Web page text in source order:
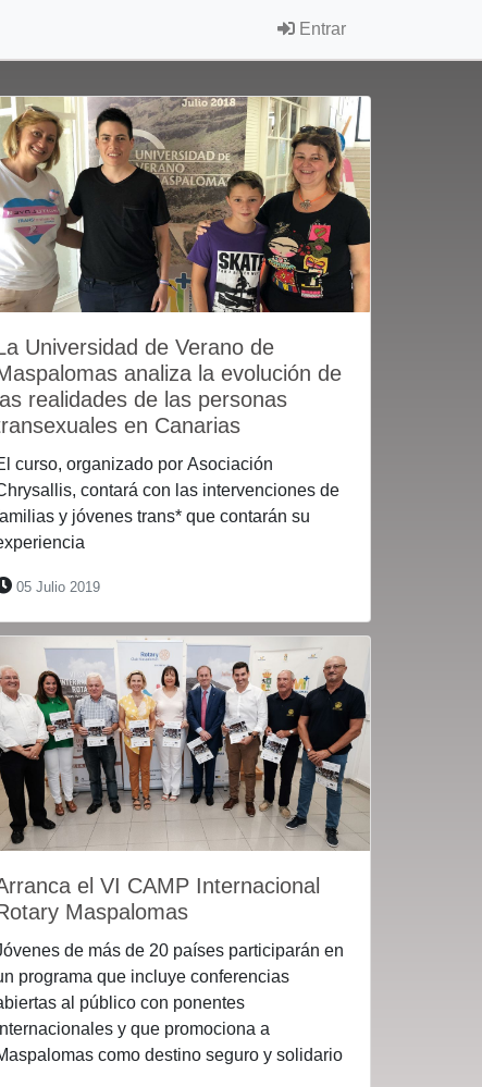
Entrar
Universidad de Verano de
analiza la evolución de
realidades de las personas
en Canarias
curso, organizado por Asociación
contará con las intervenciones de
y jóvenes trans* que contarán su
05 Julio 2019
el VI CAMP Internacional
Maspalomas
de más de 20 países participarán en
programa que incluye conferencias
al público con ponentes
y que promociona a
como destino seguro y solidario